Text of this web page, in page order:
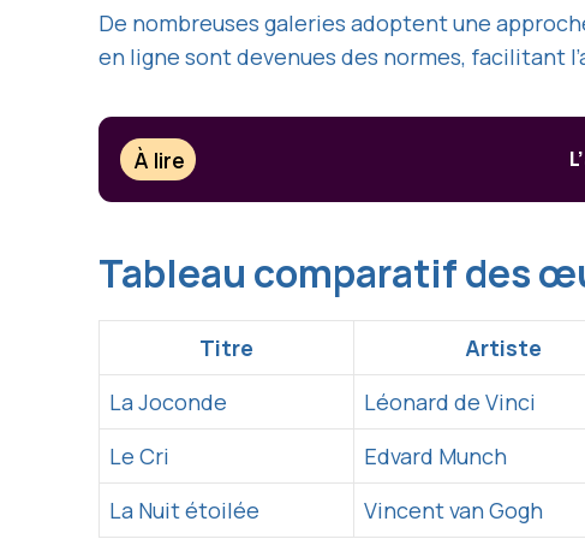
De nombreuses galeries adoptent une
en ligne sont devenues des normes, facilitant
À lire
Tableau comparatif des
Titre Artiste
La Joconde
Léonard de Vinci
Le Cri
Edvard Munch
La Nuit étoilée
Vincent van Gogh